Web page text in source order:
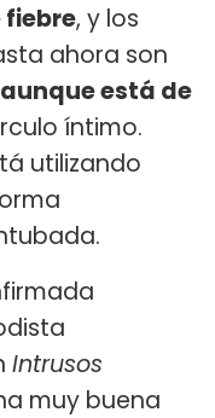
fiebre, y los
ahora son
está de
íntimo.
utilizando
Intrusos
muy buena